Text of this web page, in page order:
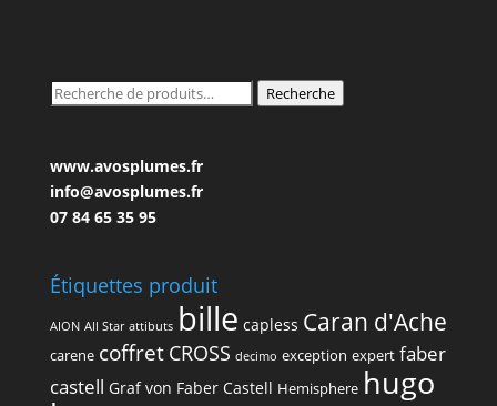
Recherche
Recherche
www.avosplumes.fr
info@avosplumes.fr
07 84 65 35 95
Étiquettes produit
AION All Star attibuts bille capless Caran d'Ache
carene coffret CROSS decimo exception expert faber
castell Graf von Faber Castell Hemisphere hugo